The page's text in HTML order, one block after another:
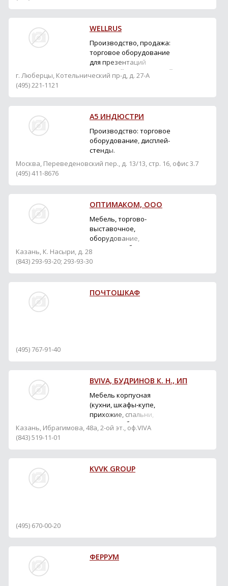
WELLRUS
Производство, продажа:
торговое оборудование
для презентаций
коллекций керамической
г. Люберцы, Котельнический пр-д, д. 27-А
(495) 221-1121
А5 ИНДЮСТРИ
Производство: торговое
оборудование, дисплей-
стенды.
Москва, Переведеновский пер., д. 13/13, стр. 16, офис 3.7
(495) 411-8676
ОПТИМАКОМ, ООО
Мебель, торгово-
выставочное,
оборудование,
складское оборудование
для магазинов, кафе,
Казань, К. Насыри, д. 28
(843) 293-93-20; 293-93-30
ПОЧТОШКАФ
(495) 767-91-40
ВVIVA, БУДРИНОВ К. Н., ИП
Мебель корпусная
(кухни, шкафы-купе,
прихожие, спальни,
торговое оборудование).
Производство, продажа.
Казань, Ибрагимова, 48а, 2-ой эт., оф.VIVA
(843) 519-11-01
KVVK GROUP
(495) 670-00-20
ФЕРРУМ